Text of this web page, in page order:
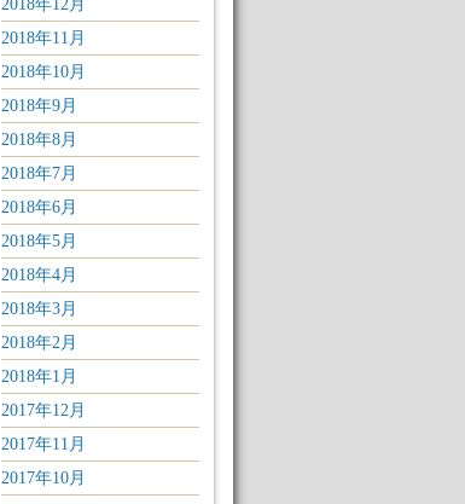
2018年12月
2018年11月
2018年10月
2018年9月
2018年8月
2018年7月
2018年6月
2018年5月
2018年4月
2018年3月
2018年2月
2018年1月
2017年12月
2017年11月
2017年10月